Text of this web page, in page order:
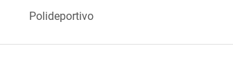
Polideportivo